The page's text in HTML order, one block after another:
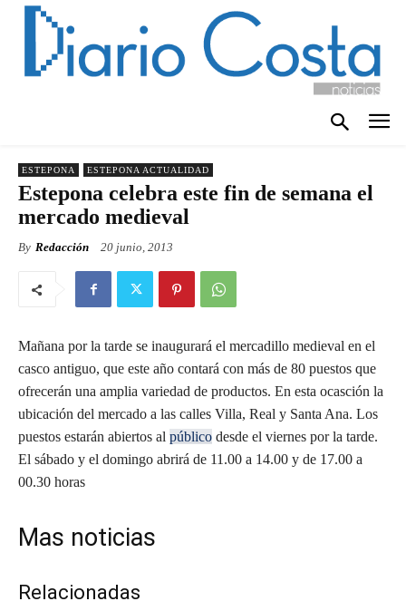
ESTEPONA ESTEPONA ACTUALIDAD
Estepona celebra este fin de semana el
mercado medieval
By Redacción 20 junio, 2013
Mañana por la tarde se inaugurará el mercadillo medieval en el
casco antiguo, que este año contará con más de 80 puestos que
ofrecerán una amplia variedad de productos. En esta ocasción la
ubicación del mercado a las calles Villa, Real y Santa Ana. Los
puestos estarán abiertos al público desde el viernes por la tarde.
El sábado y el domingo abrirá de 11.00 a 14.00 y de 17.00 a
00.30 horas
Mas noticias
Relacionadas